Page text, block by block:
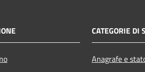
CATEGORIE DI
Anagrafe e